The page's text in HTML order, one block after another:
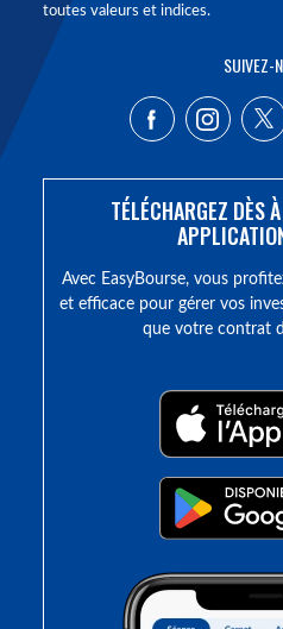
toutes valeurs et indices.
SUIVEZ-
TÉLÉCHARGEZ DÈS
Avec EasyBourse, vous
et efficace pour gérer vos
que votre contrat